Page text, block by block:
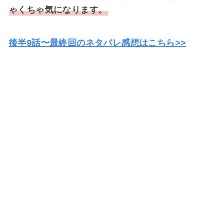
ゃくちゃ気になります。
後半9話〜最終回のネタバレ感想はこちら>>